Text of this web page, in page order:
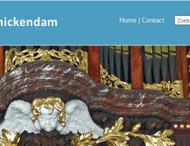
Home| Contact